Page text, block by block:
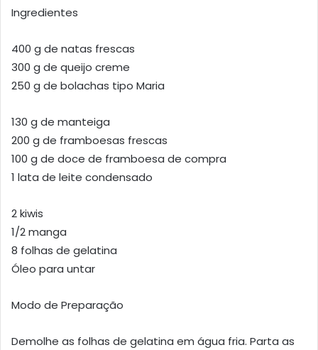
Ingredientes
400 g de natas frescas
300 g de queijo creme
250 g de bolachas tipo Maria
130 g de manteiga
200 g de framboesas frescas
100 g de doce de framboesa de compra
1 lata de leite condensado
2 kiwis
1/2 manga
8 folhas de gelatina
Óleo para untar
Modo de Preparação
Demolhe as folhas de gelatina em água fria. Parta as